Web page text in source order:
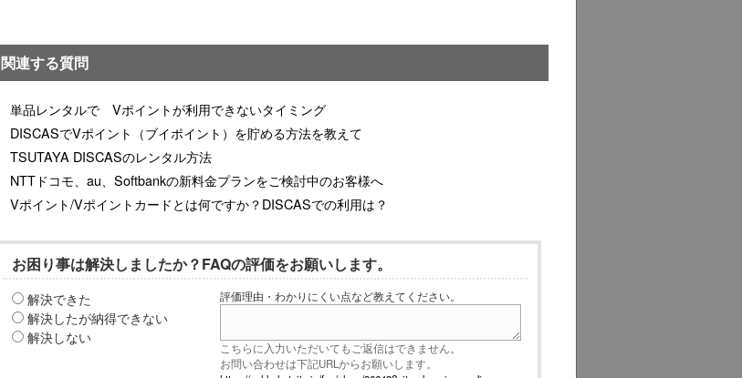
関連する質問
単品レンタルで Vポイントが利用できないタイミング
DISCASでVポイント（ブイポイント）を貯める方法を教えて
TSUTAYA DISCASのレンタル方法
NTTドコモ、au、Softbankの新料金プランをご検討中のお客様へ
Vポイント/Vポイントカードとは何ですか？DISCASでの利用は？
お困り事は解決しましたか？FAQの評価をお願いします。
解決できた
解決したが納得できない
解決しない
評価理由・わかりにくい点など教えてください。
こちらに入力いただいてもご返信はできません。
お問い合わせは下記URLからお願いします。